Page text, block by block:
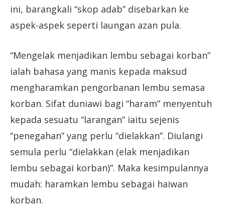
ini, barangkali “skop adab” disebarkan ke
aspek-aspek seperti laungan azan pula.
“Mengelak menjadikan lembu sebagai korban”
ialah bahasa yang manis kepada maksud
mengharamkan pengorbanan lembu semasa
korban. Sifat duniawi bagi “haram” menyentuh
kepada sesuatu “larangan” iaitu sejenis
“penegahan” yang perlu “dielakkan”. Diulangi
semula perlu “dielakkan (elak menjadikan
lembu sebagai korban)”. Maka kesimpulannya
mudah: haramkan lembu sebagai haiwan
korban.